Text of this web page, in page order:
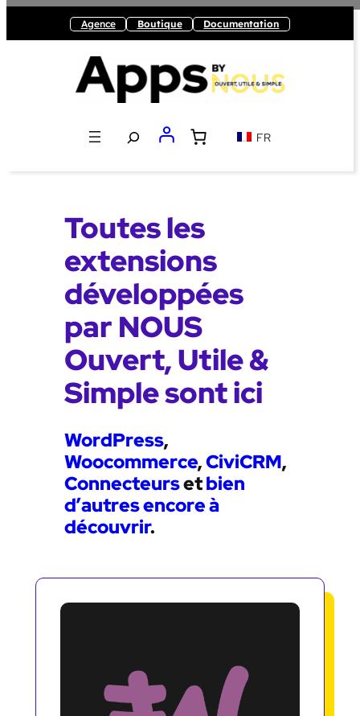
Agence Boutique Documentation
Recherche FR
Toutes les
extensions
développées
par NOUS
Ouvert, Utile &
Simple sont ici
WordPress,
Woocommerce,CiviCRM,
Connecteursetbien
d’autres encore à
découvrir.